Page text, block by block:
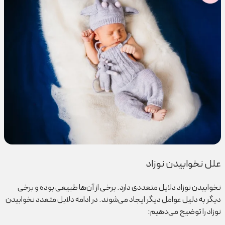
علل نخوابیدن نوزاد
نخوابیدن نوزاد دلایل متعددی دارد. برخی از آن‌ها طبیعی بوده و برخی
دیگر به دلیل عوامل دیگر ایجاد می‌شوند. در ادامه دلایل متعدد نخوابیدن
نوزاد را توضیح می‌دهیم: